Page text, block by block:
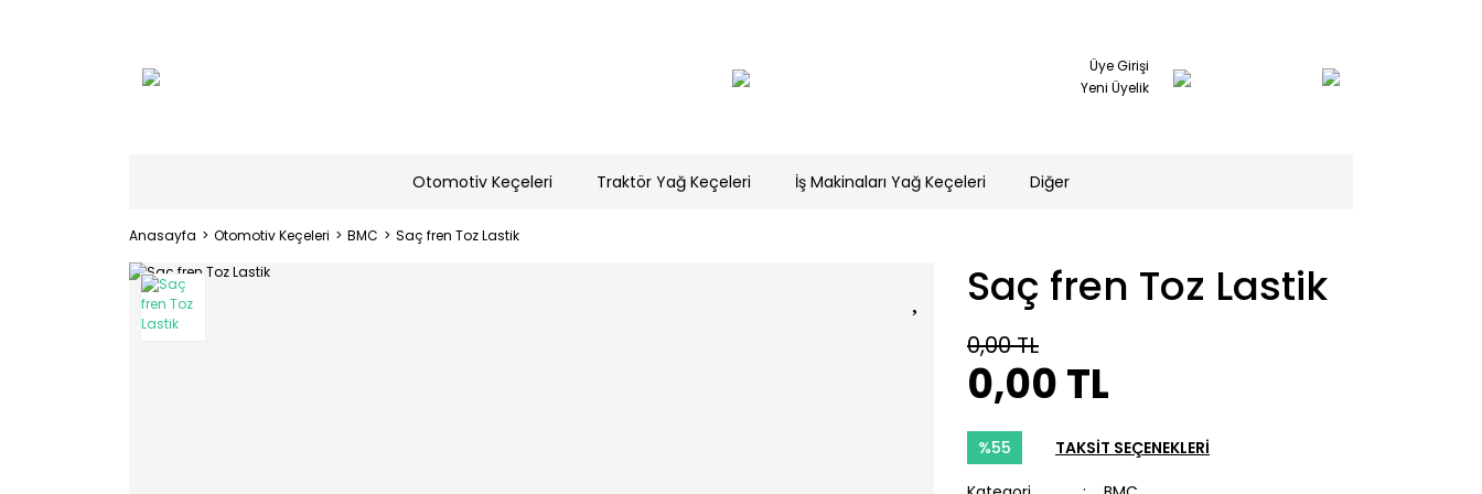
Üye Girişi
Yeni Üyelik
Otomotiv Keçeleri Traktör Yağ Keçeleri İş Makinaları Yağ Keçeleri Diğer
Anasayfa Otomotiv Keçeleri BMC Saç fren Toz Lastik
Saç fren Toz Lastik
0,00 TL
0,00 TL
%55 TAKSİT SEÇENEKLERİ